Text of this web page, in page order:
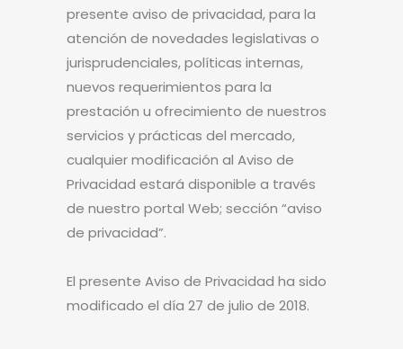
presente aviso de privacidad, para la
atención de novedades legislativas o
jurisprudenciales, políticas internas,
nuevos requerimientos para la
prestación u ofrecimiento de nuestros
servicios y prácticas del mercado,
cualquier modificación al Aviso de
Privacidad estará disponible a través
de nuestro portal Web; sección “aviso
de privacidad”.
El presente Aviso de Privacidad ha sido
modificado el día 27 de julio de 2018.